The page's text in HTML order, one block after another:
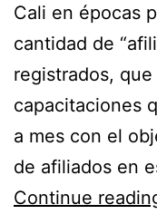
Cali en épocas
cantidad de
registrados,
capacitaciones
a mes con el
de afiliados en
Continue